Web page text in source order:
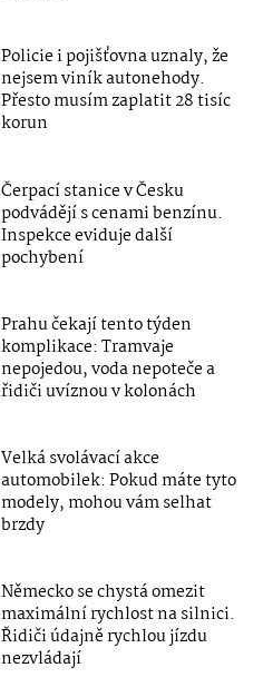
Policie i pojišťovna uznaly, že
nejsem viník autonehody.
Přesto musím zaplatit 28 tisíc
korun
Čerpací stanice v Česku
podvádějí s cenami benzínu.
Inspekce eviduje další
pochybení
Prahu čekají tento týden
komplikace: Tramvaje
nepojedou, voda nepoteče a
řidiči uvíznou v kolonách
Velká svolávací akce
automobilek: Pokud máte tyto
modely, mohou vám selhat
brzdy
Německo se chystá omezit
maximální rychlost na silnici.
Řidiči údajně rychlou jízdu
nezvládají